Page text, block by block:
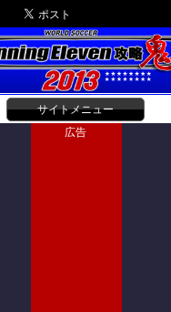
サイトメニュー
広告